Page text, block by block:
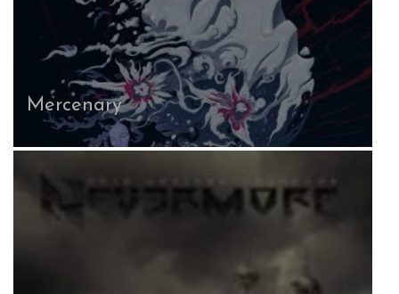
Mercenary